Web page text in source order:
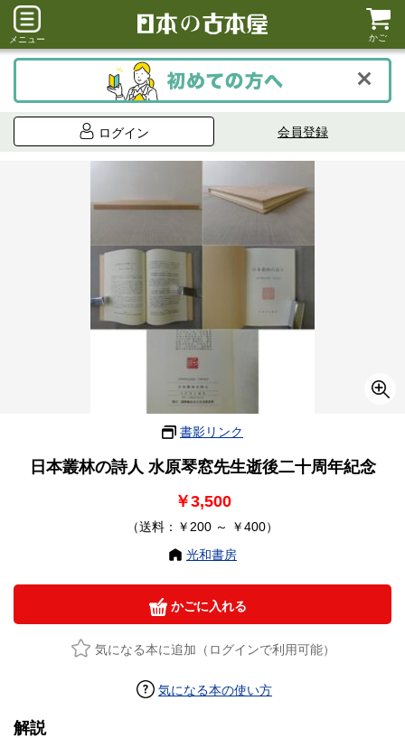
メニュー かご
ログイン 会員登録
書影リンク
日本叢林の詩人 水原琴窓先生逝後二十周年紀念
￥3,500
（送料：￥200 ～ ￥400）
光和書房
かごに入れる
気になる本に追加（ログインで利用可能）
気になる本の使い方
解説